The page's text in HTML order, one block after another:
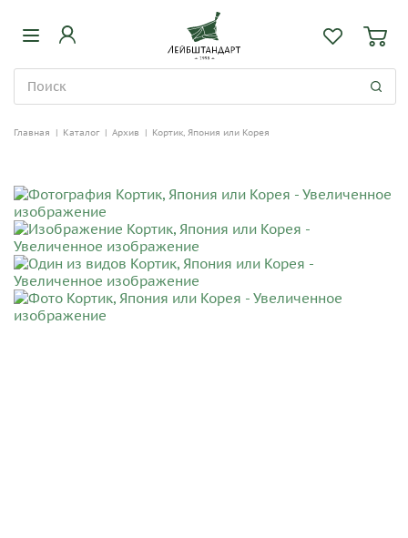
Главная | Каталог | Архив | Кортик, Япония или Корея